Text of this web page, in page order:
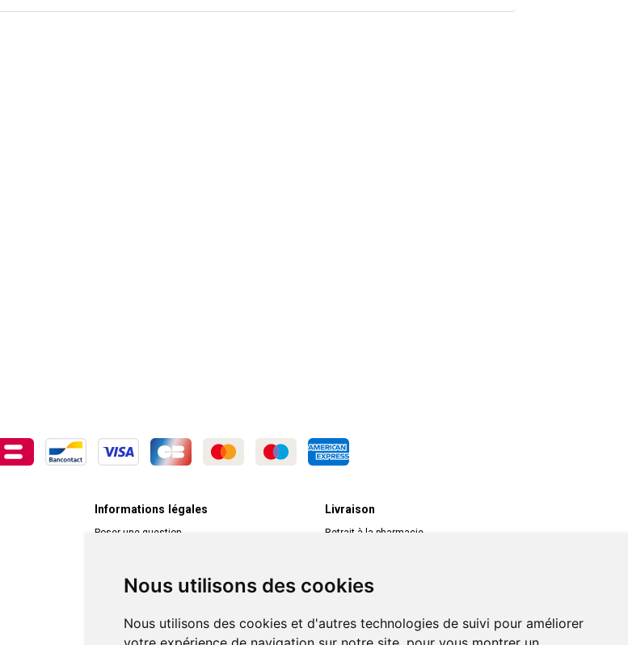
Nous utilisons des cookies
Nous utilisons des cookies et d'autres technologies de suivi pour améliorer
Informations légales
Poser une question
Livraison
Retrait à la pharmacie
Livraison dans un Point Relais